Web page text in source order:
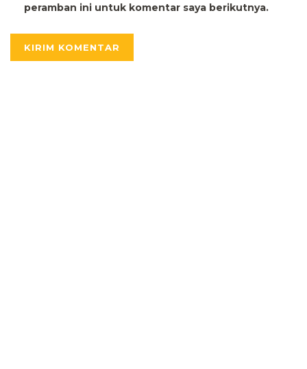
peramban ini untuk komentar saya berikutnya.